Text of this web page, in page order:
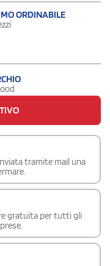
ORDINABILE
tramite mail una
gratuita per tutti gli